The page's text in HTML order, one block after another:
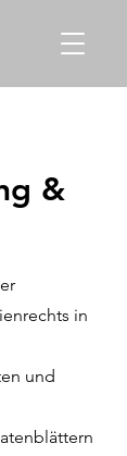
&
in
und